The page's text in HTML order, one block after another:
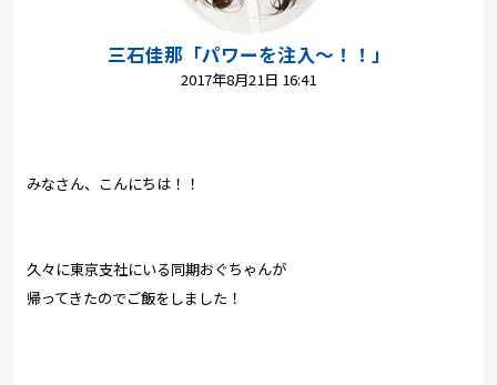
天気
ショッピング
三石佳那「パワーを注入～！！」
2017年8月21日 16:41
みなさん、こんにちは！！
久々に東京支社にいる同期おぐちゃんが
帰ってきたのでご飯をしました！